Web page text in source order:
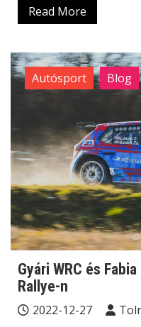
Read More
Autósport Blog
Gyári WRC és
Rallye-n
2022-12-27